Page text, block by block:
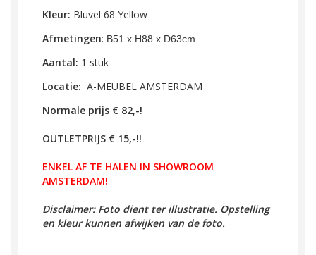
Kleur: Bluvel 68 Yellow
Afmetingen: B51 x H88 x D63cm
Aantal: 1 stuk
Locatie: A-MEUBEL AMSTERDAM
Normale prijs € 82,-!
OUTLETPRIJS € 15,-!!
ENKEL AF TE HALEN IN SHOWROOM
AMSTERDAM!
Disclaimer: Foto dient ter illustratie. Opstelling
en kleur kunnen afwijken van de foto.